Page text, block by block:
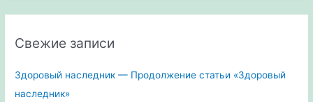
Свежие записи
Здоровый наследник — Продолжение статьи «Здоровый
наследник»